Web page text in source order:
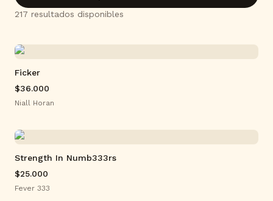
217 resultados disponibles
Ficker
$36.000
Niall Horan
Strength In Numb333rs
$25.000
Fever 333